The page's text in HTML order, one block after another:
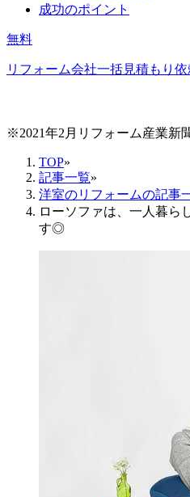
成功のポイント
無料
リフォーム会社一括見積もり依
※2021年2月リフォーム産業新
TOP»
記事一覧»
洋室のリフォームの記事
ローソファは、一人暮ら
す◎